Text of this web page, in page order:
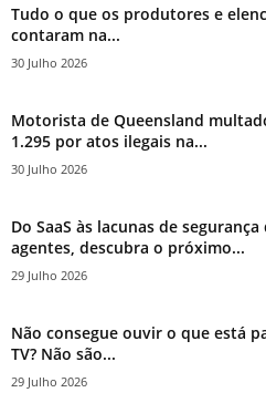
Tudo o que os produtores e
contaram na...
30 Julho 2026
Motorista de Queensland
1.295 por atos ilegais na...
30 Julho 2026
Do SaaS às lacunas de segurança
agentes, descubra o próximo...
29 Julho 2026
Não consegue ouvir o que está
TV? Não são...
29 Julho 2026